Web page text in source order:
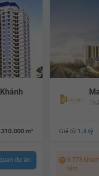
m²
dự án
Giá từ 1.4 tỷ
9.773
tâm